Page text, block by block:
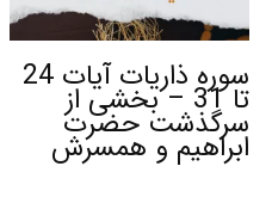
سوره ذاریات آیات 24
تا 31 – بخشی از
سرگذشت حضرت
ابراهیم و همسرش